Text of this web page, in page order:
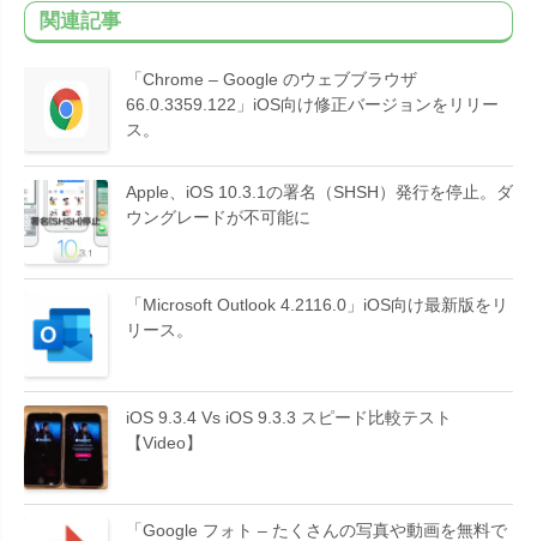
関連記事
「Chrome – Google のウェブブラウザ
66.0.3359.122」iOS向け修正バージョンをリリー
ス。
Apple、iOS 10.3.1の署名（SHSH）発行を停止。ダ
ウングレードが不可能に
「Microsoft Outlook 4.2116.0」iOS向け最新版をリ
リース。
iOS 9.3.4 Vs iOS 9.3.3 スピード比較テスト
【Video】
「Google フォト – たくさんの写真や動画を無料で